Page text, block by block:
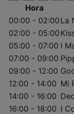
Hora
00:00 - 02:00 La
02:00 - 05:00
05:00 - 07:00 I
07:00 - 09:00
09:00 - 12:00
12:00 - 14:00 Mi
14:00 - 16:00
16:00 - 18:00 I